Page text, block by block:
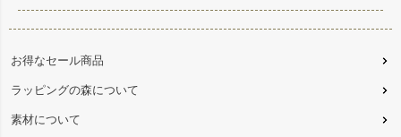
お得なセール商品
ラッピングの森について
素材について